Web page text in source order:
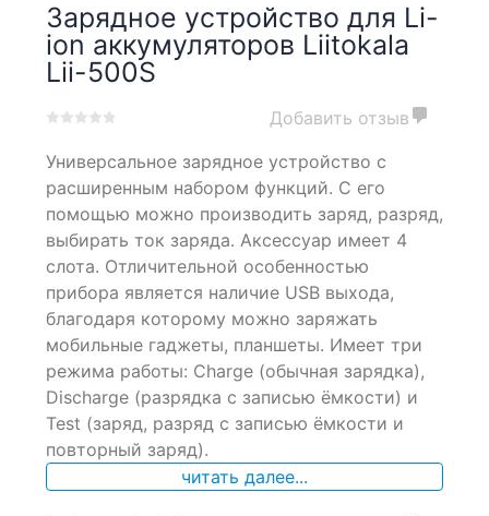
Зарядное устройство для Li-
ion аккумуляторов Liitokala
Lii-500S
out
based
on
customer
ratings
Добавить отзыв
Универсальное зарядное устройство с
расширенным набором функций. С его
помощью можно производить заряд, разряд,
выбирать ток заряда. Аксессуар имеет 4
слота. Отличительной особенностью
прибора является наличие USB выхода,
благодаря которому можно заряжать
мобильные гаджеты, планшеты. Имеет три
режима работы: Charge (обычная зарядка),
Discharge (разрядка с записью ёмкости) и
Test (заряд, разряд с записью ёмкости и
повторный заряд).
читать далее...